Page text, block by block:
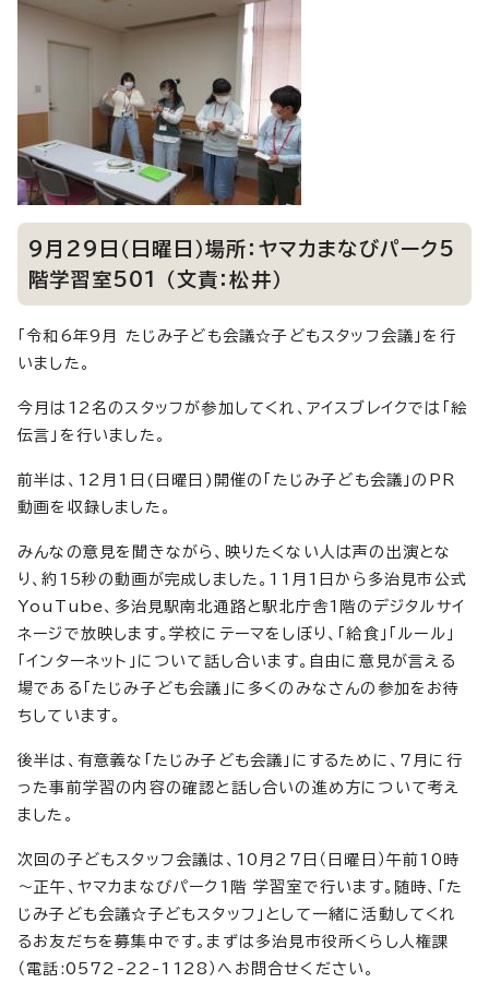
9月29日（日曜日）場所：ヤマカまなびパーク5
階学習室501 （文責：松井）
「令和6年9月 たじみ子ども会議☆子どもスタッフ会議」を行
いました。
今月は12名のスタッフが参加してくれ、アイスブレイクでは「絵
伝言」を行いました。
前半は、12月1日(日曜日)開催の「たじみ子ども会議」のPR
動画を収録しました。
みんなの意見を聞きながら、映りたくない人は声の出演とな
り、約15秒の動画が完成しました。11月1日から多治見市公式
YouTube、多治見駅南北通路と駅北庁舎1階のデジタルサイ
ネージで放映します。学校にテーマをしぼり、「給食」「ルール」
「インターネット」について話し合います。自由に意見が言える
場である「たじみ子ども会議」に多くのみなさんの参加をお待
ちしています。
後半は、有意義な「たじみ子ども会議」にするために、7月に行
った事前学習の内容の確認と話し合いの進め方について考え
ました。
次回の子どもスタッフ会議は、10月27日（日曜日）午前10時
～正午、ヤマカまなびパーク1階 学習室で行います。随時、「た
じみ子ども会議☆子どもスタッフ」として一緒に活動してくれ
るお友だちを募集中です。まずは多治見市役所くらし人権課
（電話:0572-22-1128）へお問合せください。